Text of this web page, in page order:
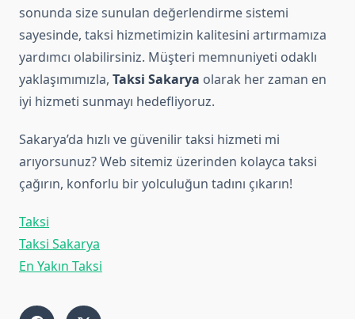
sonunda size sunulan değerlendirme sistemi
sayesinde, taksi hizmetimizin kalitesini artırmamıza
yardımcı olabilirsiniz. Müşteri memnuniyeti odaklı
yaklaşımımızla, Taksi Sakarya olarak her zaman en
iyi hizmeti sunmayı hedefliyoruz.
Sakarya’da hızlı ve güvenilir taksi hizmeti mi
arıyorsunuz? Web sitemiz üzerinden kolayca taksi
çağırın, konforlu bir yolculuğun tadını çıkarın!
Taksi
Taksi Sakarya
En Yakın Taksi